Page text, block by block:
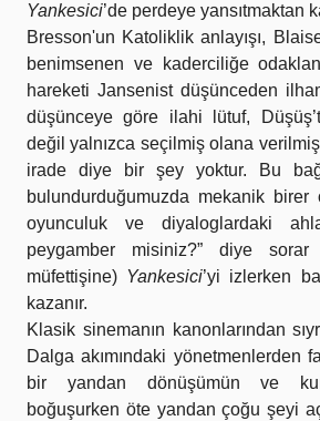
Yankesici’de perdeye yansıtmaktan
Bresson'un Katoliklik anlayışı,
benimsenen ve kaderciliğe
hareketi Jansenist düşünceden
düşünceye göre ilahi lütuf,
değil yalnızca seçilmiş olana
irade diye bir şey yoktur. Bu
bulundurduğumuzda mekanik birer
oyunculuk ve diyaloglardaki
peygamber misiniz?” diye
müfettişine) Yankesici’yi izlerken
kazanır.
Klasik sinemanın kanonlarından
Dalga akımındaki yönetmenlerden
bir yandan dönüşümün ve
boğuşurken öte yandan çoğu şeyi